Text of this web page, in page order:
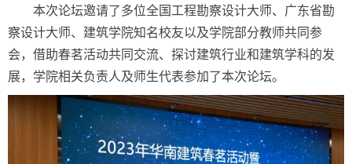
本次论坛邀请了多位全国工程勘察设计大师、广东省勘
察设计大师、建筑学院知名校友以及学院部分教师共同参
会，借助春茗活动共同交流、探讨建筑行业和建筑学科的发
展，学院相关负责人及师生代表参加了本次论坛。